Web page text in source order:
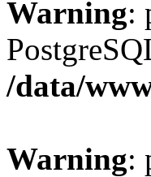
Warning:
/data/
Warning: